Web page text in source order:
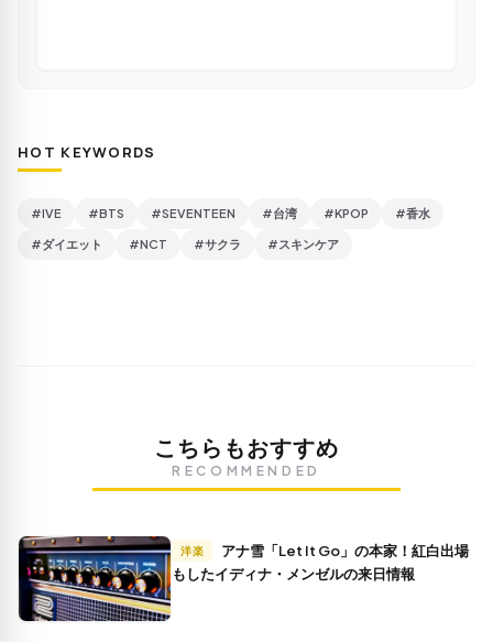
HOT KEYWORDS
#IVE #BTS #SEVENTEEN #台湾 #KPOP #香水
#ダイエット #NCT #サクラ #スキンケア
こちらもおすすめ
RECOMMENDED
洋楽
もしたイディナ・メンゼルの来日情報